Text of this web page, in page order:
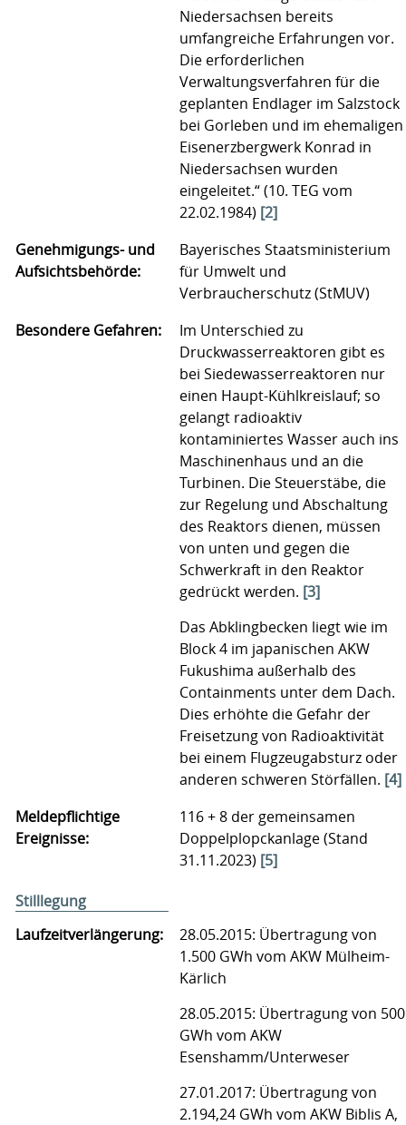
Niedersachsen bereits
umfangreiche Erfahrungen vor.
Die erforderlichen
Verwaltungsverfahren für die
geplanten Endlager im Salzstock
bei Gorleben und im ehemaligen
Eisenerzbergwerk Konrad in
Niedersachsen wurden
eingeleitet.“ (10. TEG vom
22.02.1984) [2]
Genehmigungs- und
Aufsichtsbehörde:
Bayerisches Staatsministerium
für Umwelt und
Verbraucherschutz (StMUV)
Besondere Gefahren:
Im Unterschied zu
Druckwasserreaktoren gibt es
bei Siedewasserreaktoren nur
einen Haupt-Kühlkreislauf; so
gelangt radioaktiv
kontaminiertes Wasser auch ins
Maschinenhaus und an die
Turbinen. Die Steuerstäbe, die
zur Regelung und Abschaltung
des Reaktors dienen, müssen
von unten und gegen die
Schwerkraft in den Reaktor
gedrückt werden. [3]
Das Abklingbecken liegt wie im
Block 4 im japanischen AKW
Fukushima außerhalb des
Containments unter dem Dach.
Dies erhöhte die Gefahr der
Freisetzung von Radioaktivität
bei einem Flugzeugabsturz oder
anderen schweren Störfällen. [4]
Meldepflichtige
Ereignisse:
116 + 8 der gemeinsamen
Doppelplopckanlage (Stand
31.11.2023) [5]
Stilllegung
Laufzeitverlängerung:
28.05.2015: Übertragung von
1.500 GWh vom AKW Mülheim-
Kärlich
28.05.2015: Übertragung von 500
GWh vom AKW
Esenshamm/Unterweser
27.01.2017: Übertragung von
2.194,24 GWh vom AKW Biblis A,